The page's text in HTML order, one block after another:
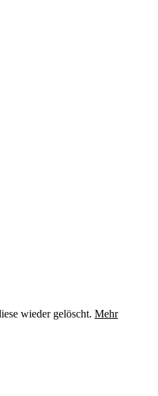
wieder gelöscht. Mehr